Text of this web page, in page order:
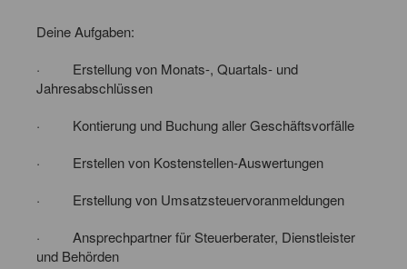
Deine Aufgaben:
· Erstellung von Monats-, Quartals- und
Jahresabschlüssen
· Kontierung und Buchung aller Geschäftsvorfälle
· Erstellen von Kostenstellen-Auswertungen
· Erstellung von Umsatzsteuervoranmeldungen
· Ansprechpartner für Steuerberater, Dienstleister
und Behörden